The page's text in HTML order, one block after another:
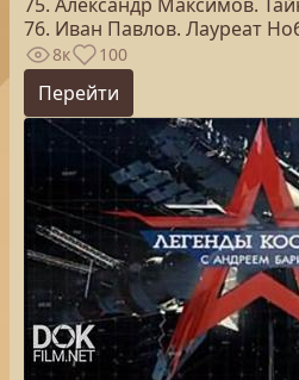
76. Иван Павлов. Лауреат
8к 100
Перейти